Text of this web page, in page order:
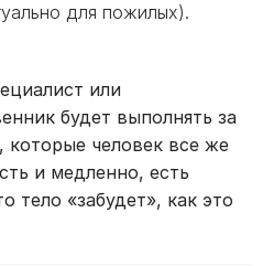
для пожилых).
или
будет выполнять за
которые человек все же
и медленно, есть
тело «забудет», как это